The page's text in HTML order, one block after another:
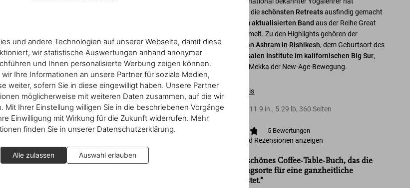
und andere Technologien auf unserer Webseite, damit diese
wir statistische Auswertungen anhand anonymer
und Ihnen personalisierte Werbung zeigen können.
Ihre Informationen an unsere Partner für soziale Medien,
weiter, sofern Sie in diese eingewilligt haben. Unsere Partner
möglicherweise mit weiteren Daten zusammen, auf die wir
Mit Ihrer Einstellung willigen Sie in die beschriebenen Vorgänge
Einwilligung mit Wirkung für die Zukunft widerrufen. Mehr
finden Sie in unserer Datenschutzerklärung.
Alle zulassen Auswahl erlauben
TASCHEN für Sie dieschönsten Retreatsausfindig gemacht
und sie in diesemaktualisierten Bandaus der Reihe Great
Escapes versammelt. Zu den Highlights gehören der
Parmarth Niketan Ashram in Rishikesh, dem Geburtsort des
Yoga, und das
Esalen Institute im kalifornischen Big Sur,
dem legendären Mekka der New-Age-Bewegung.
Inhaltsverzeichnis
Hardcover 11.9 in., 5.29 lb, 360 Seiten
5 Bewertungen
Bewertungen und Rezensionen anzeigen
„…ein wunderschönes Coffee-Table-Buch, das die
besten Rückzugsorte für eine ganzheitliche
Heilung auflistet.“